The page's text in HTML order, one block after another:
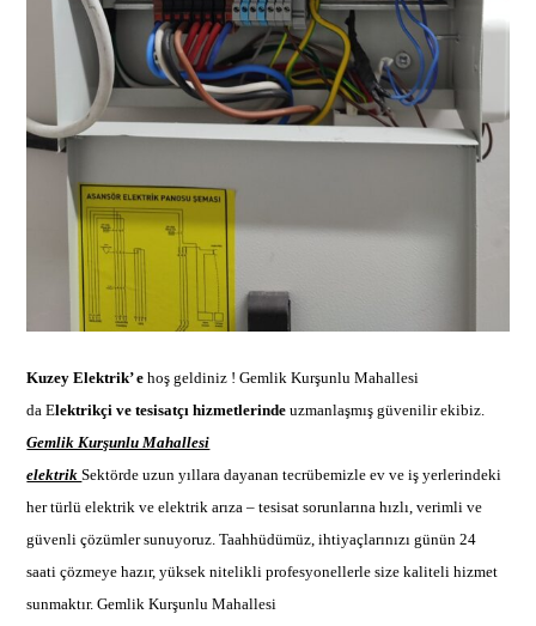
Kuzey Elektrik’ ehoş geldiniz !Gemlik Kurşunlu Mahallesi
da Elektrikçi ve tesisatçı hizmetlerindeuzmanlaşmış güvenilir ekibiz.
Gemlik Kurşunlu Mahallesi
elektrikSektörde uzun yıllara dayanan tecrübemizle ev ve iş yerlerindeki
her türlü elektrik veelektrik arıza – tesisat sorunlarına hızlı, verimli ve
güvenli çözümler sunuyoruz. Taahhüdümüz, ihtiyaçlarınızı günün 24
saati çözmeye hazır, yüksek nitelikli profesyonellerle size kaliteli hizmet
sunmaktır.Gemlik Kurşunlu Mahallesi